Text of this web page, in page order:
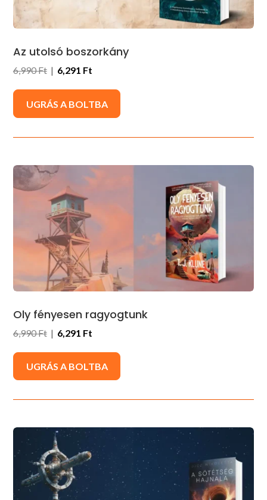
Az utolsó boszorkány
6,990 Ft| 6,291 Ft
UGRÁS A BOLTBA
Oly fényesen ragyogtunk
6,990 Ft| 6,291 Ft
UGRÁS A BOLTBA